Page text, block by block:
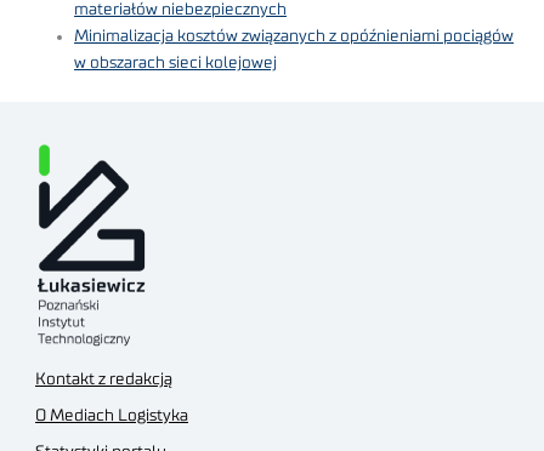
materiałów niebezpiecznych
Minimalizacja kosztów związanych z opóźnieniami pociągów
w obszarach sieci kolejowej
Kontakt z redakcją
O Mediach Logistyka